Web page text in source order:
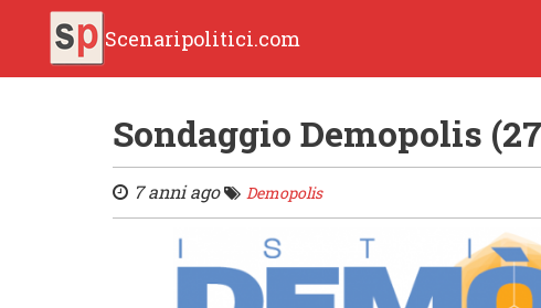
Scenaripolitici.com
Sondaggio Demopolis
7 anni ago Demopolis